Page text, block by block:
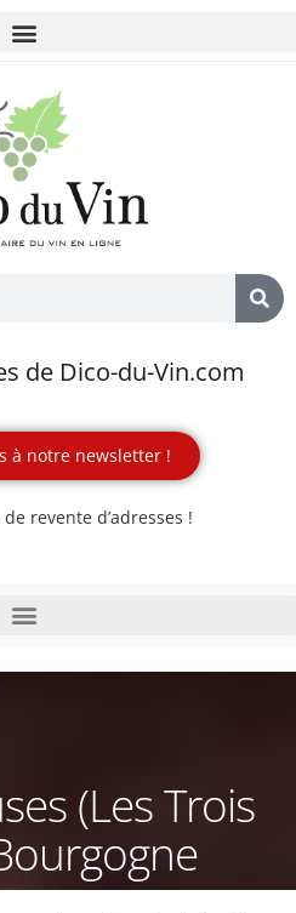
de Dico-du-Vin.com
à notre newsletter !
de revente d’adresses !
(Les Trois